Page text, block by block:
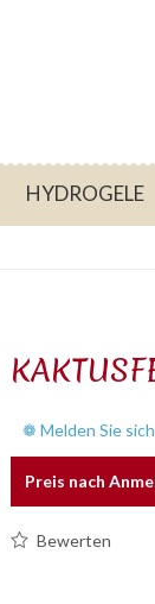
HYDROGELE
❁ Melden Sie
Preis nach
Bewerten